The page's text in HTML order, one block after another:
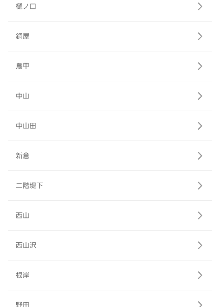
樋ノ口
銅屋
鳥甲
中山
中山田
新倉
二階堤下
西山
西山沢
根岸